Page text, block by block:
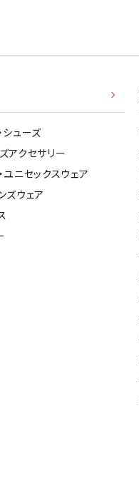
シューズ
アクセサリー
ニセックスウェア
ズウェア